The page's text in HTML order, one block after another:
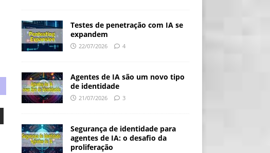
Testes de penetração com IA se
expandem
22/07/2026 4
Agentes de IA são um novo tipo
de identidade
21/07/2026 3
Segurança de identidade para
agentes de IA: o desafio da
proliferação